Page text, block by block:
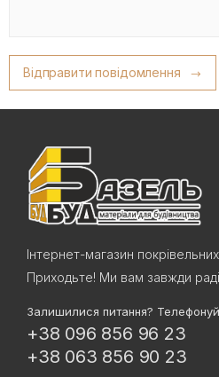
Відправити повідомлення
Інтернет-магазин
Приходьте! Ми вам завжди
Залишилися питання?
+38 096 856 96 23
+38 063 856 90 23